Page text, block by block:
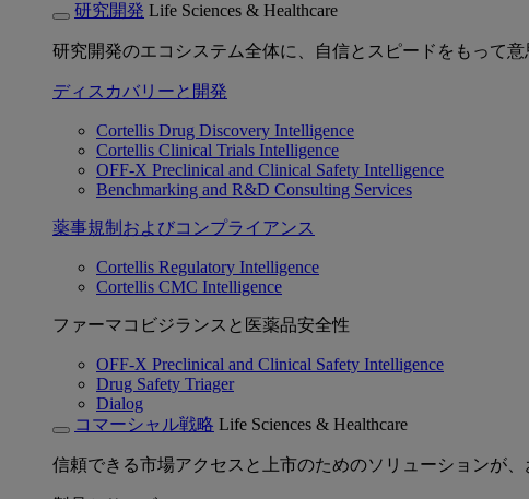
研究開発 Life Sciences & Healthcare
研究開発のエコシステム全体に、自信とスピードをもって
ディスカバリーと開発
Cortellis Drug Discovery Intelligence
Cortellis Clinical Trials Intelligence
OFF-X Preclinical and Clinical Safety Intelligence
Benchmarking and R&D Consulting Services
薬事規制およびコンプライアンス
Cortellis Regulatory Intelligence
Cortellis CMC Intelligence
ファーマコビジランスと医薬品安全性
OFF-X Preclinical and Clinical Safety Intelligence
Drug Safety Triager
Dialog
コマーシャル戦略 Life Sciences & Healthcare
信頼できる市場アクセスと上市のためのソリューションが